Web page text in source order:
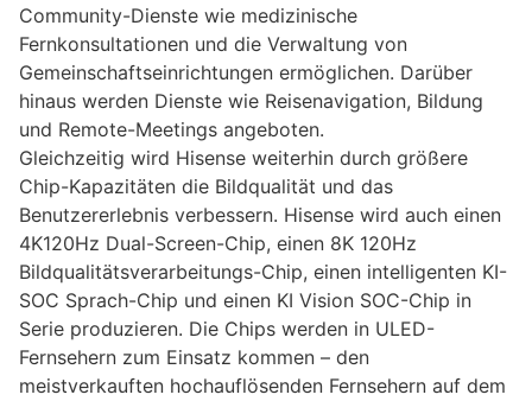
Community-Dienste wie medizinische
Fernkonsultationen und die Verwaltung von
Gemeinschaftseinrichtungen ermöglichen. Darüber
hinaus werden Dienste wie Reisenavigation, Bildung
und Remote-Meetings angeboten.
Gleichzeitig wird Hisense weiterhin durch größere
Chip-Kapazitäten die Bildqualität und das
Benutzererlebnis verbessern. Hisense wird auch einen
4K120Hz Dual-Screen-Chip, einen 8K 120Hz
Bildqualitätsverarbeitungs-Chip, einen intelligenten KI-
SOC Sprach-Chip und einen KI Vision SOC-Chip in
Serie produzieren. Die Chips werden in ULED-
Fernsehern zum Einsatz kommen – den
meistverkauften hochauflösenden Fernsehern auf dem